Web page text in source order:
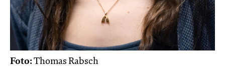
Foto:Thomas Rabsch